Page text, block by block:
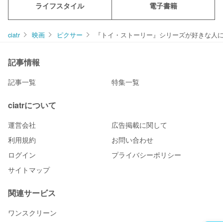
ライフスタイル 電子書籍
ciatr 映画 ピクサー 『トイ・ストーリー』シリーズが好きな人
記事情報
記事一覧 特集一覧
ciatrについて
運営会社
広告掲載に関して
利用規約
お問い合わせ
ログイン
プライバシーポリシー
サイトマップ
関連サービス
ワンスクリーン